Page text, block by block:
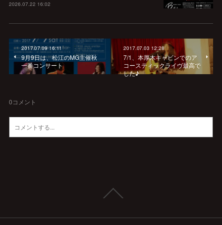
2026.07.22 16:02
2017.07.09 16:11
9月9日は、松江のMG主催秋
一番コンサート
2017.07.03 12:28
7/1、本厚木キャビンでのア
コースティックライヴ最高で
した♪
0コメント